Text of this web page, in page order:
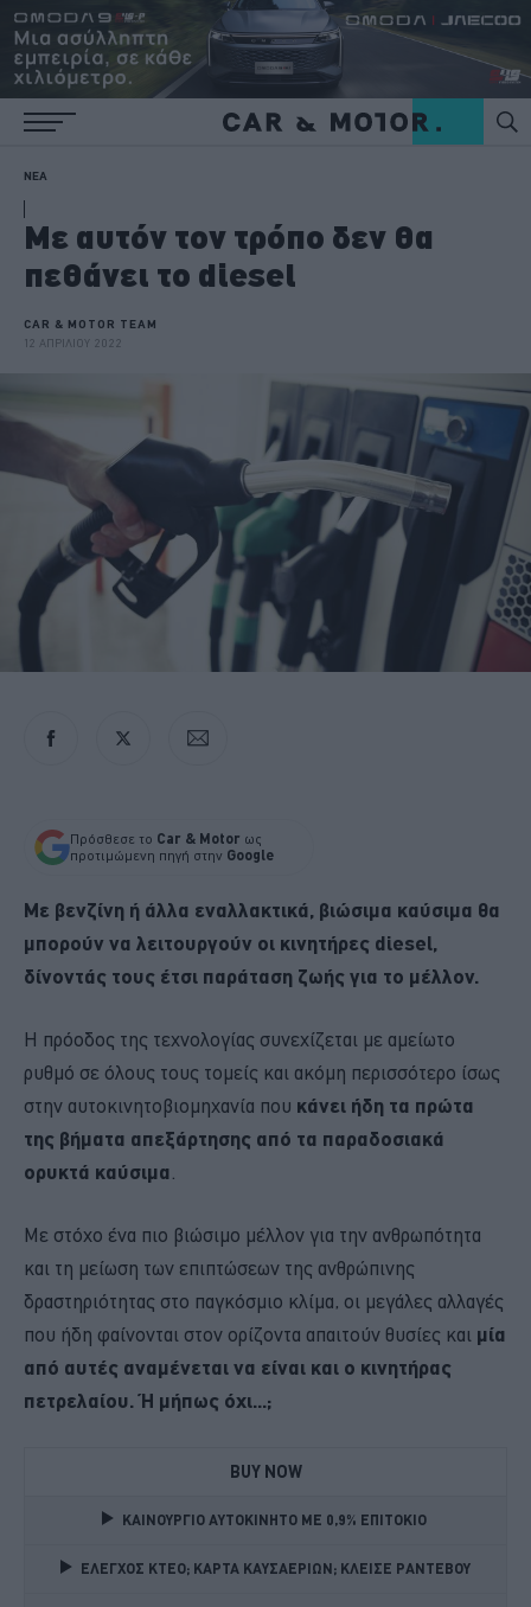
ΝΕΑ
Με αυτόν τον τρόπο δεν θα
πεθάνει το diesel
CAR & MOTOR TEAM
12 ΑΠΡΙΛΙΟΥ 2022
Πρόσθεσε το Car & Motor ως
προτιμώμενη πηγή στην Google
Με βενζίνη ή άλλα εναλλακτικά, βιώσιμα καύσιμα θα
μπορούν να λειτουργούν οι κινητήρες diesel,
δίνοντάς τους έτσι παράταση ζωής για το μέλλον.
Η πρόοδος της τεχνολογίας συνεχίζεται με αμείωτο
ρυθμό σε όλους τους τομείς και ακόμη περισσότερο ίσως
στην αυτοκινητοβιομηχανία που κάνει ήδη τα πρώτα
της βήματα απεξάρτησης από τα παραδοσιακά
ορυκτά καύσιμα
Με στόχο ένα πιο βιώσιμο μέλλον για την ανθρωπότητα
και τη μείωση των επιπτώσεων της ανθρώπινης
δραστηριότητας στο παγκόσμιο κλίμα, οι μεγάλες αλλαγές
που ήδη φαίνονται στον ορίζοντα απαιτούν θυσίες και μία
από αυτές αναμένεται να είναι και ο κινητήρας
πετρελαίου. Ή μήπως όχι...;
BUY NOW
ΚΑΙΝΟΥΡΓΙΟ ΑΥΤΟΚΙΝΗΤΟ ΜΕ 0,9% ΕΠΙΤΟΚΙΟ
ΕΛΕΓΧΟΣ ΚΤΕΟ; ΚΑΡΤΑ ΚΑΥΣΑΕΡΙΩΝ; ΚΛΕΙΣΕ ΡΑΝΤΕΒΟΥ